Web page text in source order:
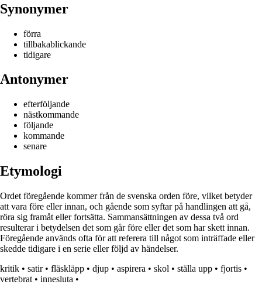
Synonymer
förra
tillbakablickande
tidigare
Antonymer
efterföljande
nästkommande
följande
kommande
senare
Etymologi
Ordet föregående kommer från de svenska orden före, vilket betyder
att vara före eller innan, och gående som syftar på handlingen att gå,
röra sig framåt eller fortsätta. Sammansättningen av dessa två ord
resulterar i betydelsen det som går före eller det som har skett innan.
Föregående används ofta för att referera till något som inträffade eller
skedde tidigare i en serie eller följd av händelser.
kritik • satir• fläskläpp • djup • aspirera • skol • ställa upp • fjortis •
vertebrat • innesluta •